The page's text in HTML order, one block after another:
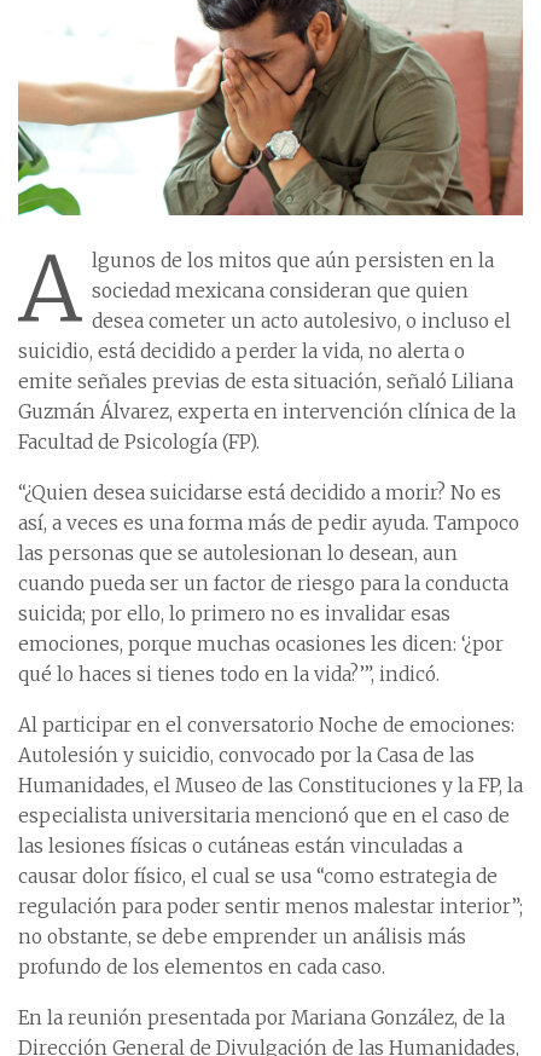
A lgunos de los mitos que aún persisten en la
sociedad mexicana consideran que quien
desea cometer un acto autolesivo, o incluso el
suicidio, está decidido a perder la vida, no alerta o
emite señales previas de esta situación, señaló Liliana
Guzmán Álvarez, experta en intervención clínica de la
Facultad de Psicología (FP).
“¿Quien desea suicidarse está decidido a morir? No es
así, a veces es una forma más de pedir ayuda. Tampoco
las personas que se autolesionan lo desean, aun
cuando pueda ser un factor de riesgo para la conducta
suicida; por ello, lo primero no es invalidar esas
emociones, porque muchas ocasiones les dicen: ‘¿por
qué lo haces si tienes todo en la vida?’”, indicó.
Al participar en el conversatorio Noche de emociones:
Autolesión y suicidio, convocado por la Casa de las
Humanidades, el Museo de las Constituciones y la FP, la
especialista universitaria mencionó que en el caso de
las lesiones físicas o cutáneas están vinculadas a
causar dolor físico, el cual se usa “como estrategia de
regulación para poder sentir menos malestar interior”;
no obstante, se debe emprender un análisis más
profundo de los elementos en cada caso.
En la reunión presentada por Mariana González, de la
Dirección General de Divulgación de las Humanidades,